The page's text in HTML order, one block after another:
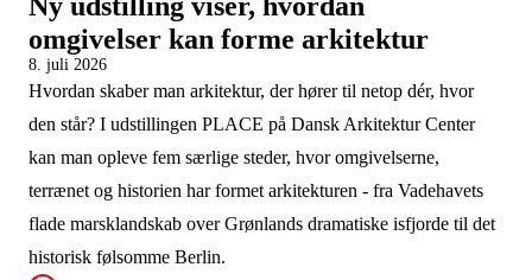
omgivelser kan forme arkitektur
8. juli 2026
Hvordan skaber man arkitektur, der hører til netop dér, hvor
den står? I udstillingen PLACE på Dansk Arkitektur Center
kan man opleve fem særlige steder, hvor omgivelserne,
terrænet og historien har formet arkitekturen - fra Vadehavets
flade marsklandskab over Grønlands dramatiske isfjorde til det
historisk følsomme Berlin.